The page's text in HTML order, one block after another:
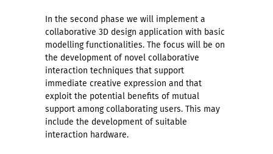
In the second phase we will implement a
collaborative 3D design application with basic
modelling functionalities. The focus will be on
the development of novel collaborative
interaction techniques that support
immediate creative expression and that
exploit the potential benefits of mutual
support among collaborating users. This may
include the development of suitable
interaction hardware.